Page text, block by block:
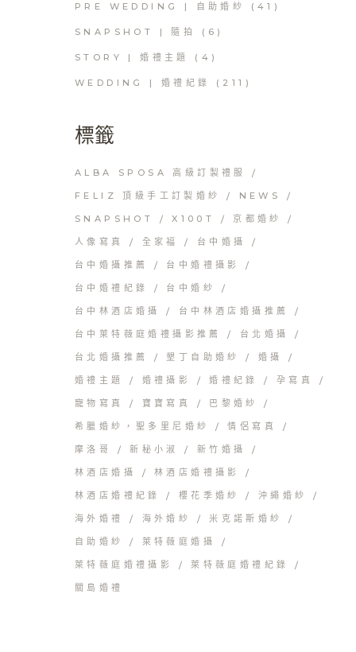
PRE WEDDING | 自助婚紗 (41)
SNAPSHOT | 隨拍 (6)
STORY | 婚禮主題 (4)
WEDDING | 婚禮紀錄 (211)
標籤
ALBA SPOSA 高級訂製禮服
FELIZ 頂級手工訂製婚紗 NEWS
SNAPSHOT X100T 京都婚紗
人像寫真 全家福 台中婚攝
台中婚攝推薦 台中婚禮攝影
台中婚禮紀錄 台中婚紗
台中林酒店婚攝 台中林酒店婚攝推薦
台中萊特薇庭婚禮攝影推薦 台北婚攝
台北婚攝推薦 墾丁自助婚紗 婚攝
婚禮主題 婚禮攝影 婚禮紀錄 孕寫真
寵物寫真 寶寶寫真 巴黎婚紗
希臘婚紗，聖多里尼婚紗 情侶寫真
摩洛哥 新秘小淑 新竹婚攝
林酒店婚攝 林酒店婚禮攝影
林酒店婚禮紀錄 櫻花季婚紗 沖繩婚紗
海外婚禮 海外婚紗 米克諾斯婚紗
自助婚紗 萊特薇庭婚攝
萊特薇庭婚禮攝影 萊特薇庭婚禮紀錄
關島婚禮